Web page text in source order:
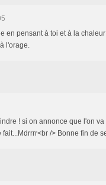
en pensant à toi et à la
l'orage.
! si on annonce que l'on
/> Bonne fin de